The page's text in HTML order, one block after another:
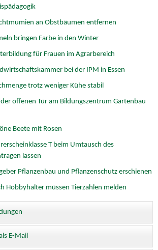
an Obstbäumen entfernen
bringen Farbe in den Winter
für Frauen im Agrarbereich
bei der IPM in Essen
trotz weniger Kühe stabil
der offenen Tür am Bildungszentrum Gartenbau
Beete mit Rosen
T beim Umtausch des
lassen
Pflanzenbau und Pflanzenschutz erschienen
Hobbyhalter müssen Tierzahlen melden
E-Mail